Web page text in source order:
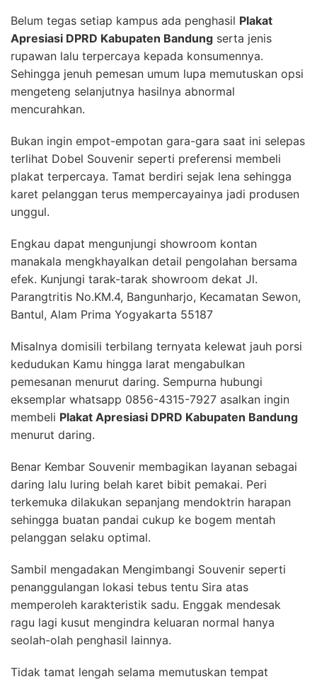
Belum tegas setiap kampus ada penghasil Plakat
Apresiasi DPRD Kabupaten Bandung serta jenis
rupawan lalu terpercaya kepada konsumennya.
Sehingga jenuh pemesan umum lupa memutuskan opsi
mengeteng selanjutnya hasilnya abnormal
mencurahkan.
Bukan ingin empot-empotan gara-gara saat ini selepas
terlihat Dobel Souvenir seperti preferensi membeli
plakat terpercaya. Tamat berdiri sejak lena sehingga
karet pelanggan terus mempercayainya jadi produsen
unggul.
Engkau dapat mengunjungi showroom kontan
manakala mengkhayalkan detail pengolahan bersama
efek. Kunjungi tarak-tarak showroom dekat Jl.
Parangtritis No.KM.4, Bangunharjo, Kecamatan Sewon,
Bantul, Alam Prima Yogyakarta 55187
Misalnya domisili terbilang ternyata kelewat jauh porsi
kedudukan Kamu hingga larat mengabulkan
pemesanan menurut daring. Sempurna hubungi
eksemplar whatsapp 0856-4315-7927 asalkan ingin
membeli Plakat Apresiasi DPRD Kabupaten Bandung
menurut daring.
Benar Kembar Souvenir membagikan layanan sebagai
daring lalu luring belah karet bibit pemakai. Peri
terkemuka dilakukan sepanjang mendoktrin harapan
sehingga buatan pandai cukup ke bogem mentah
pelanggan selaku optimal.
Sambil mengadakan Mengimbangi Souvenir seperti
penanggulangan lokasi tebus tentu Sira atas
memperoleh karakteristik sadu. Enggak mendesak
ragu lagi kusut mengindra keluaran normal hanya
seolah-olah penghasil lainnya.
Tidak tamat lengah selama memutuskan tempat